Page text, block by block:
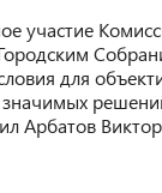
участие
для
Арбатов